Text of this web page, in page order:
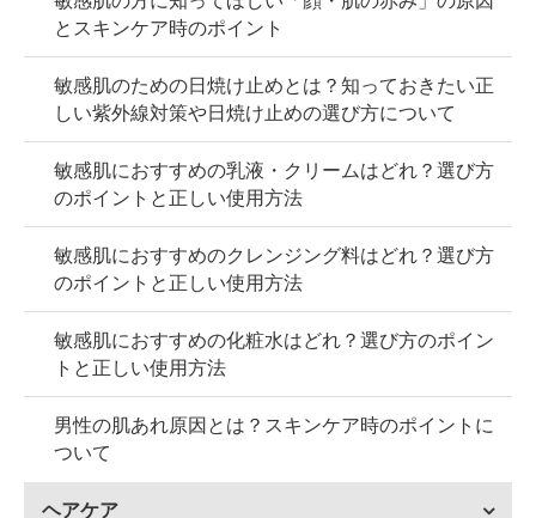
とスキンケア時のポイント
敏感肌のための日焼け止めとは？知っておきたい正
しい紫外線対策や日焼け止めの選び方について
敏感肌におすすめの乳液・クリームはどれ？選び方
のポイントと正しい使用方法
敏感肌におすすめのクレンジング料はどれ？選び方
のポイントと正しい使用方法
敏感肌におすすめの化粧水はどれ？選び方のポイン
トと正しい使用方法
男性の肌あれ原因とは？スキンケア時のポイントに
ついて
ヘアケア